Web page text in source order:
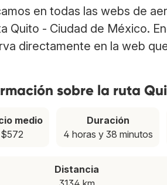
en todas las webs de
Quito - Ciudad de México.
directamente en la web
sobre la ruta
medio
$572
Duración
4 horas y 38 minutos
Distancia